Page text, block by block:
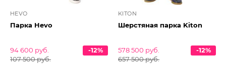
HEVO
Парка Hevo
94 600 руб.
107 500 руб.
-12%
KITON
Шерстяная парка Kiton
578 500 руб.
657 500 руб.
-12%